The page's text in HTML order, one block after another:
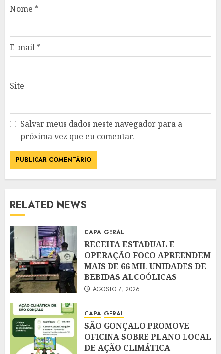
Nome *
E-mail *
Site
Salvar meus dados neste navegador para a
próxima vez que eu comentar.
RELATED NEWS
CAPA GERAL
RECEITA ESTADUAL E
OPERAÇÃO FOCO APREENDEM
MAIS DE 66 MIL UNIDADES DE
BEBIDAS ALCOÓLICAS
AGOSTO 7, 2026
CAPA GERAL
SÃO GONÇALO PROMOVE
OFICINA SOBRE PLANO LOCAL
DE AÇÃO CLIMÁTICA